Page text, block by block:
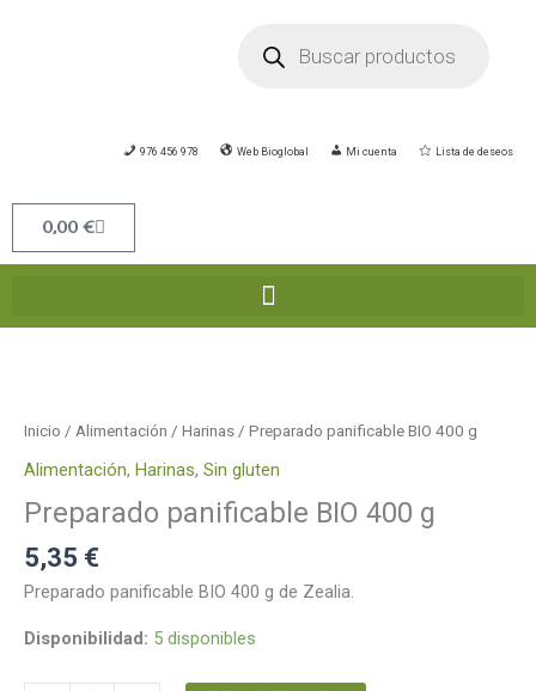
productos
976 456 978 Web Bioglobal Mi cuenta Lista de deseos
0,00 €Carrito
Inicio / Alimentación / Harinas / Preparado panificable BIO 400 g
Alimentación, Harinas, Sin gluten
Preparado panificable BIO 400 g
5,35 €
Preparado panificable BIO 400 g de Zealia.
Disponibilidad: 5 disponibles
BIO
g
cantidad